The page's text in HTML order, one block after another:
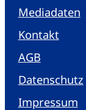
Mediadaten
Kontakt
AGB
Datenschutz
Impressum